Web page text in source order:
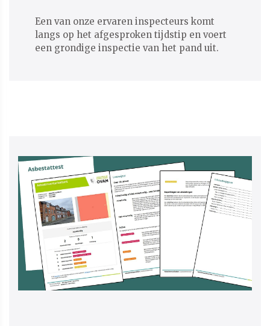
Een van onze ervaren inspecteurs komt
langs op het afgesproken tijdstip en voert
een grondige inspectie van het pand uit.